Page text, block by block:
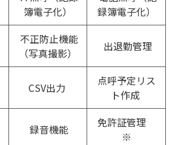
簿電子化）
録簿電子化）
不正防止機能
（写真撮影）
出退勤管理
CSV出力
点呼予定リス
ト作成
録音機能
免許証管理
※